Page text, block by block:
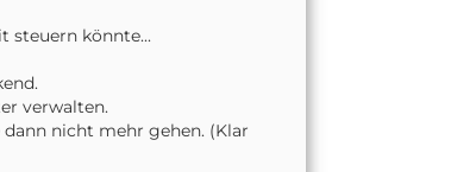
steuern könnte...
verwalten.
nicht mehr gehen. (Klar